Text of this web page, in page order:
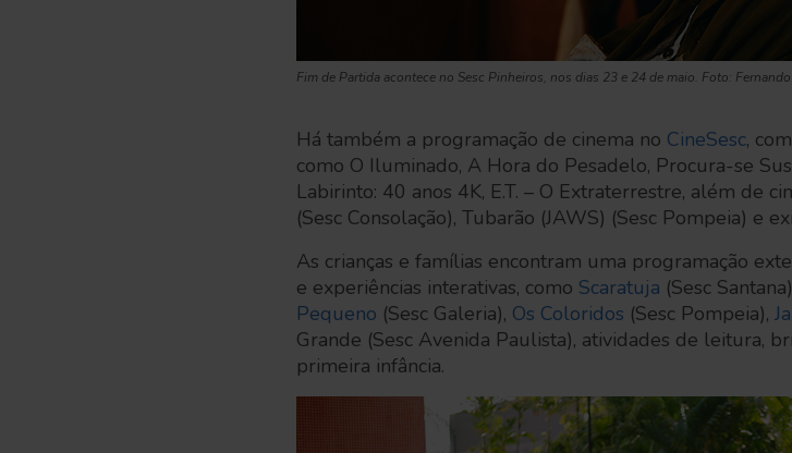
Fim de Partida acontece no Sesc Pinheiros, nos dias 23 e 24 de maio. Foto:
Há também a programação de cinema no CineSesc,
como O Iluminado, A Hora do Pesadelo, Procura-se
Labirinto: 40 anos 4K, E.T. – O Extraterrestre, além de
(Sesc Consolação), Tubarão (JAWS) (Sesc Pompeia) e
As crianças e famílias encontram uma programação
e experiências interativas, como Scaratuja (Sesc
Pequeno (Sesc Galeria), Os Coloridos (Sesc Pompeia),
Grande (Sesc Avenida Paulista), atividades de leitura,
primeira infância.